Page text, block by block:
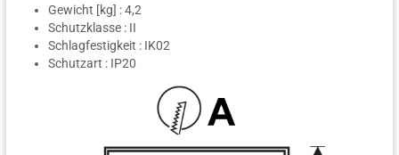
Gewicht [kg] : 4,2
Schutzklasse : II
Schlagfestigkeit : IK02
Schutzart : IP20